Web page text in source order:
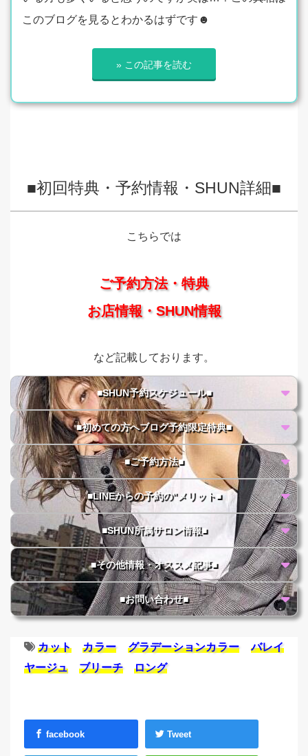
このブログを見るとわかるはずです☻
» この記事を読む
■初回特典・予約情報・SHUN詳細■
こちらでは
ご予約方法・特典
お店情報・SHUN情報
など記載しております。
■SHUN予約スケジュール■
■初めての方へブログ予約限定特典■
■ご予約方法■
■LINEからの予約の"メリット■
■SHUN所属サロン情報■
■その他情報・オススメ記事■
■お問い合わせ■
カット カラー グラデーションカラー
バレイ
ヤージュ
ブリーチ ロング
facebook Tweet